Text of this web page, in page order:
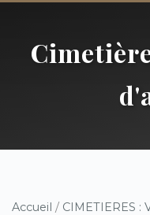
Accueil / CIMETIERES :